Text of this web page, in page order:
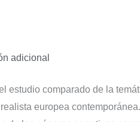
adicional
estudio comparado de la
europea